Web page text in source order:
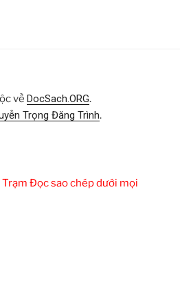
về DocSach.ORG.
Trọng Đăng Trình.
Đọc sao chép dưới mọi